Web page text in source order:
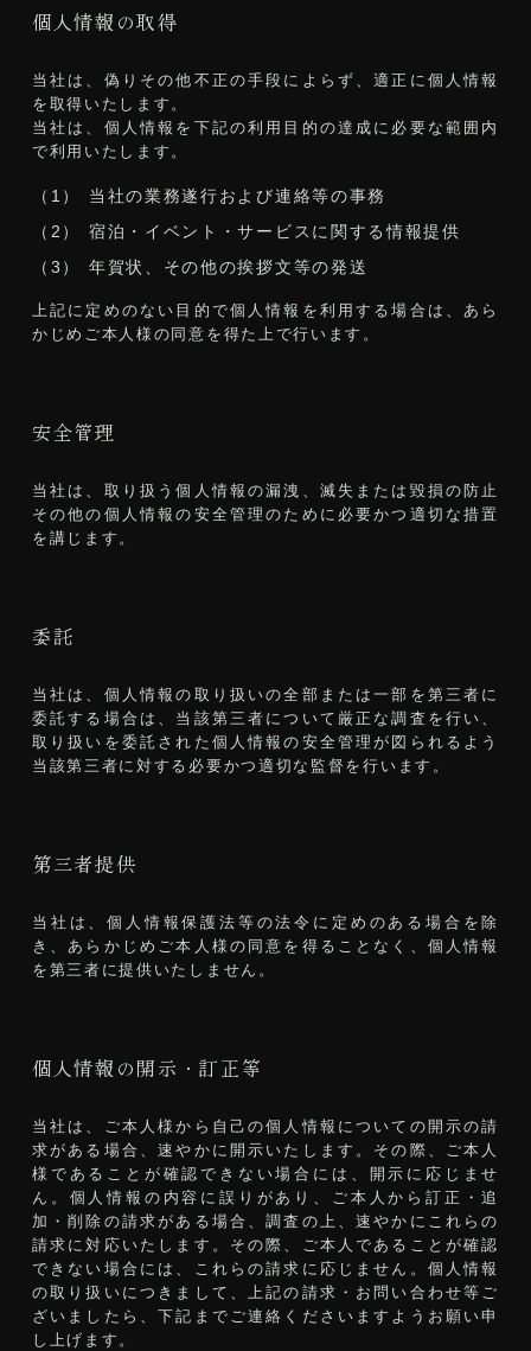
個人情報の取得
当社は、偽りその他不正の手段によらず、適正に個人情報
を取得いたします。
当社は、個人情報を下記の利用目的の達成に必要な範囲内
で利用いたします。
（1）
当社の業務遂行および連絡等の事務
（2）
宿泊・イベント・サービスに関する情報提供
（3）
年賀状、その他の挨拶文等の発送
上記に定めのない目的で個人情報を利用する場合は、あら
かじめご本人様の同意を得た上で行います。
安全管理
当社は、取り扱う個人情報の漏洩、滅失または毀損の防止
その他の個人情報の安全管理のために必要かつ適切な措置
を講じます。
委託
当社は、個人情報の取り扱いの全部または一部を第三者に
委託する場合は、当該第三者について厳正な調査を行い、
取り扱いを委託された個人情報の安全管理が図られるよう
当該第三者に対する必要かつ適切な監督を行います。
第三者提供
当社は、個人情報保護法等の法令に定めのある場合を除
き、あらかじめご本人様の同意を得ることなく、個人情報
を第三者に提供いたしません。
個人情報の開示・訂正等
当社は、ご本人様から自己の個人情報についての開示の請
求がある場合、速やかに開示いたします。その際、ご本人
様であることが確認できない場合には、開示に応じませ
ん。個人情報の内容に誤りがあり、ご本人から訂正・追
加・削除の請求がある場合、調査の上、速やかにこれらの
請求に対応いたします。その際、ご本人であることが確認
できない場合には、これらの請求に応じません。個人情報
の取り扱いにつきまして、上記の請求・お問い合わせ等ご
ざいましたら、下記までご連絡くださいますようお願い申
し上げます。